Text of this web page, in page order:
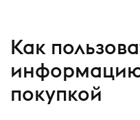
Как
покупкой